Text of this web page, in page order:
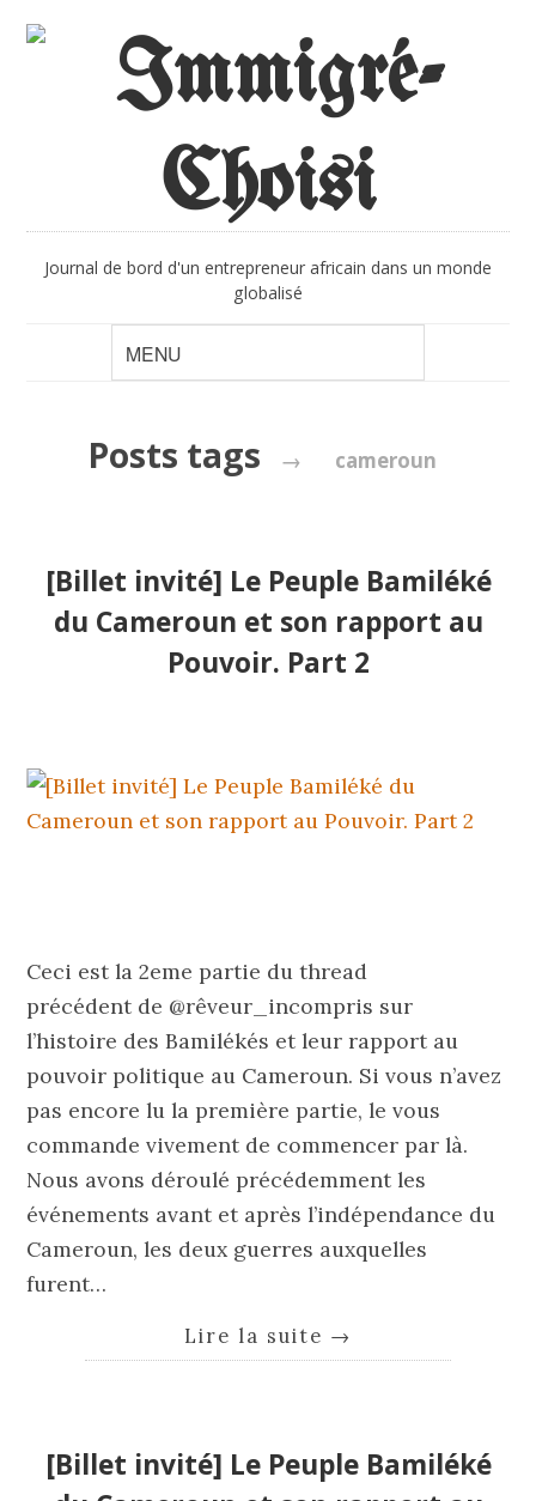
Journal de bord d'un entrepreneur africain dans un monde
globalisé
Posts tags → cameroun
[Billet invité] Le Peuple Bamiléké
du Cameroun et son rapport au
Pouvoir. Part 2
Ceci est la 2eme partie du thread
précédent de @rêveur_incompris sur
l’histoire des Bamilékés et leur rapport au
pouvoir politique au Cameroun. Si vous n’avez
pas encore lu la première partie, le vous
commande vivement de commencer par là.
Nous avons déroulé précédemment les
événements avant et après l’indépendance du
Cameroun, les deux guerres auxquelles
furent…
Lire la suite →
[Billet invité] Le Peuple Bamiléké